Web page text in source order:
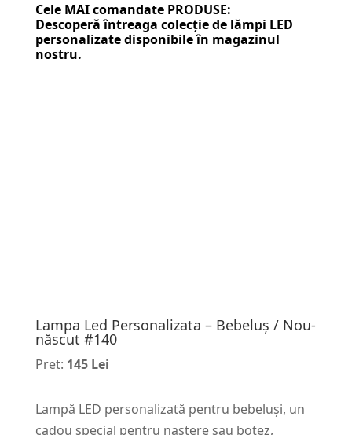
Cele MAI comandate PRODUSE:
Descoperă întreaga colecție de lămpi LED
personalizatedisponibile în magazinul
nostru.
Lampa Led Personalizata – Bebeluș / Nou-
născut #140
Pret: 145 Lei
Lampă LED personalizată pentru bebeluși, un
cadou special pentru naștere sau botez,